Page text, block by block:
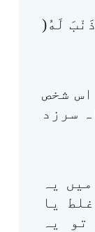
لَهُ(
شخص
سرزد
یہ
یا
یہ